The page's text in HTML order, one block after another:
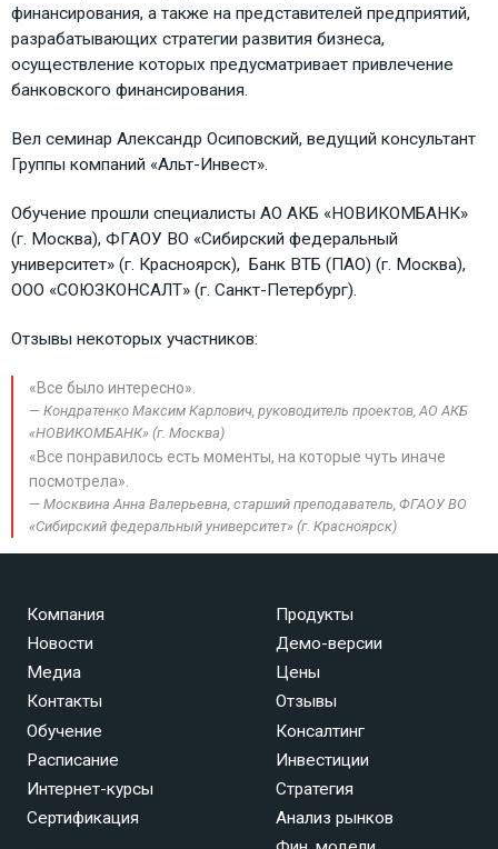
финансирования, а также на представителей предприятий,
разрабатывающих стратегии развития бизнеса,
осуществление которых предусматривает привлечение
банковского финансирования.
Вел семинар Александр Осиповский, ведущий консультант
Группы компаний «Альт-Инвест».
Обучение прошли специалисты АО АКБ «НОВИКОМБАНК»
(г. Москва), ФГАОУ ВО «Сибирский федеральный
университет» (г. Красноярск), Банк ВТБ (ПАО) (г. Москва),
ООО «СОЮЗКОНСАЛТ» (г. Санкт-Петербург).
Отзывы некоторых участников:
«Все было интересно».
Кондратенко Максим Карлович, руководитель проектов, АО АКБ
«НОВИКОМБАНК» (г. Москва)
«Все понравилось есть моменты, на которые чуть иначе
посмотрела».
Москвина Анна Валерьевна, старший преподаватель, ФГАОУ ВО
«Сибирский федеральный университет» (г. Красноярск)
Компания
Новости
Медиа
Контакты
Продукты
Демо-версии
Цены
Отзывы
Обучение
Расписание
Интернет-курсы
Сертификация
Консалтинг
Инвестиции
Стратегия
Анализ рынков